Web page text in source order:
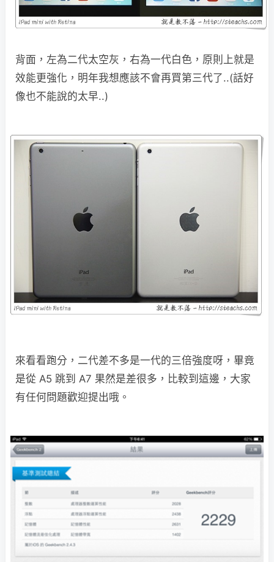
背面，左為二代太空灰，右為一代白色，原則上就是
效能更強化，明年我想應該不會再買第三代了..(話好
像也不能說的太早..)
來看看跑分，二代差不多是一代的三倍強度呀，畢竟
是從 A5 跳到 A7 果然是差很多，比較到這邊，大家
有任何問題歡迎提出哦。